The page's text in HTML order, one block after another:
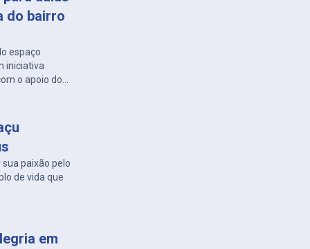
do bairro
espaço
iniciativa
o apoio do
paixão pelo
de vida que
em